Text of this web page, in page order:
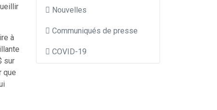
à
sur
que
Nouvelles
Communiqués de presse
COVID-19